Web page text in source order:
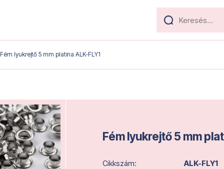
Fém lyukrejtő 5 mm platina ALK-FLY1
Fém lyukrejtő 5 mm
Cikkszám:
ALK-FLY1